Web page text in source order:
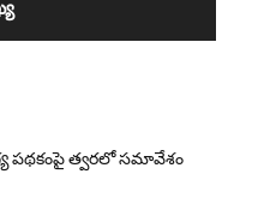
పథకంపై త్వరలో సమావేశం